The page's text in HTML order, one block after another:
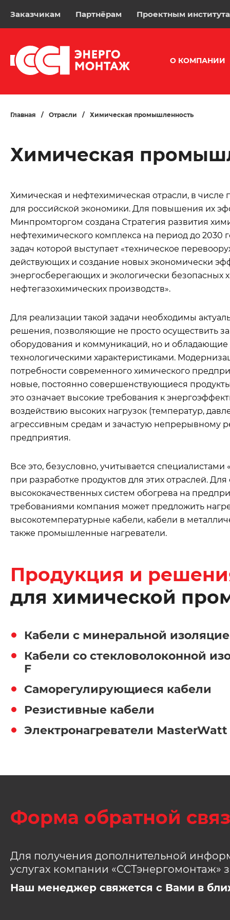
Заказчикам Партнёрам Проектным
О КОМПАНИИ
Главная / Отрасли / Химическая промышленность
Химическая
Химическая и нефтехимическая отрасли, в числе
для российской экономики. Для повышения их
Минпромторгом создана Стратегия развития
нефтехимического комплекса на период до 2030
задач которой выступает «техническое
действующих и создание новых экономически
энергосберегающих и экологически безопасных
нефтегазохимических производств».
Для реализации такой задачи необходимы
решения, позволяющие не просто осуществить
оборудования и коммуникаций, но и
технологическими характеристиками.
потребности современного химического
новые, постоянно совершенствующиеся
это означает высокие требования к
воздействию высоких нагрузок (температур,
агрессивным средам и зачастую непрерывному
предприятия.
Все это, безусловно, учитывается специалистами
при разработке продуктов для этих отраслей. Для
высококачественных систем обогрева на
требованиями компания может предложить
высокотемпературные кабели, кабели в
также промышленные нагреватели.
Продукция и
для химической
Кабели с минеральной
Кабели со стекловолоконной
F
Саморегулирующиеся кабели
Резистивные кабели
Электронагреватели MasterWatt
Форма обратной
Для получения дополнительной
услугах компании «ССТэнергомонтаж»
Наш менеджер свяжется с Вами в